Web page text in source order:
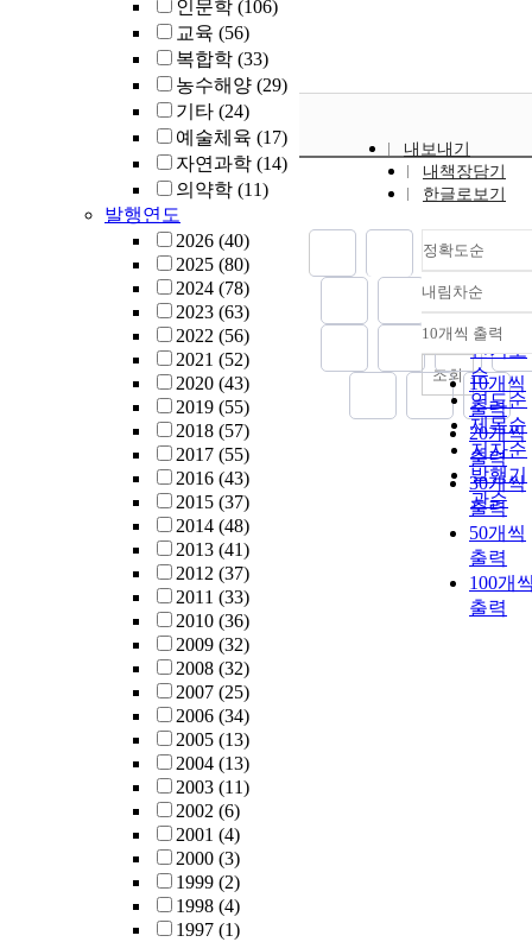
인문학 (106)
교육 (56)
복합학 (33)
농수해양 (29)
기타 (24)
예술체육 (17)
자연과학 (14)
의약학 (11)
발행연도
2026 (40)
2025 (80)
2024 (78)
2023 (63)
2022 (56)
2021 (52)
2020 (43)
2019 (55)
2018 (57)
2017 (55)
2016 (43)
2015 (37)
2014 (48)
2013 (41)
2012 (37)
2011 (33)
2010 (36)
2009 (32)
2008 (32)
2007 (25)
2006 (34)
2005 (13)
2004 (13)
2003 (11)
2002 (6)
2001 (4)
2000 (3)
1999 (2)
1998 (4)
1997 (1)
is applicable.
result, the
sample pool
needs to
the unlisted
companies in
구는 내부회계
관리제도가 재
무제표의 신뢰
성 제고에 기
하는지를 알아
보았다. 이를
증하기 위해
연구는 유가증
권시장 및 코
닥시장에 상장
되어 있는 기
을 대상으로
융감독원의 전
자공시시스템
내보내기
내책장담기
한글로보기
정확도순
정확도
순
인기도
순
연도순
제목순
저자순
발행기
관순
내림차순
내림차
10개씩 출력
10개씩
출력
20개씩
출력
30개씩
출력
50개씩
출력
100개
출력
조회